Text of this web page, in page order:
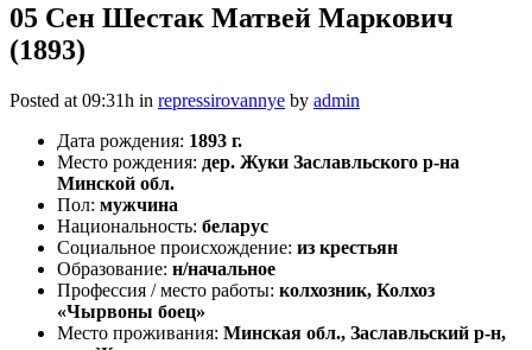
05 Сен Шестак Матвей Маркович
(1893)
Posted at 09:31h in repressirovannye by admin
Дата рождения: 1893 г.
Место рождения: дер. Жуки Заславльского р-на
Минской обл.
Пол: мужчина
Национальность: беларус
Социальное происхождение: из крестьян
Образование: н/начальное
Профессия / место работы: колхозник, Колхоз
«Чырвоны боец»
Место проживания: Минская обл., Заславльский р-н,